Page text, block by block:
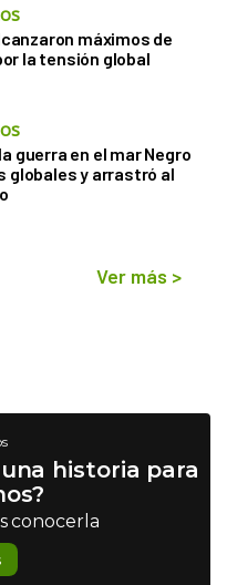
máximos de
la tensión global
guerra en el mar Negro
globales y arrastró al
Ver más >
historia para
conocerla